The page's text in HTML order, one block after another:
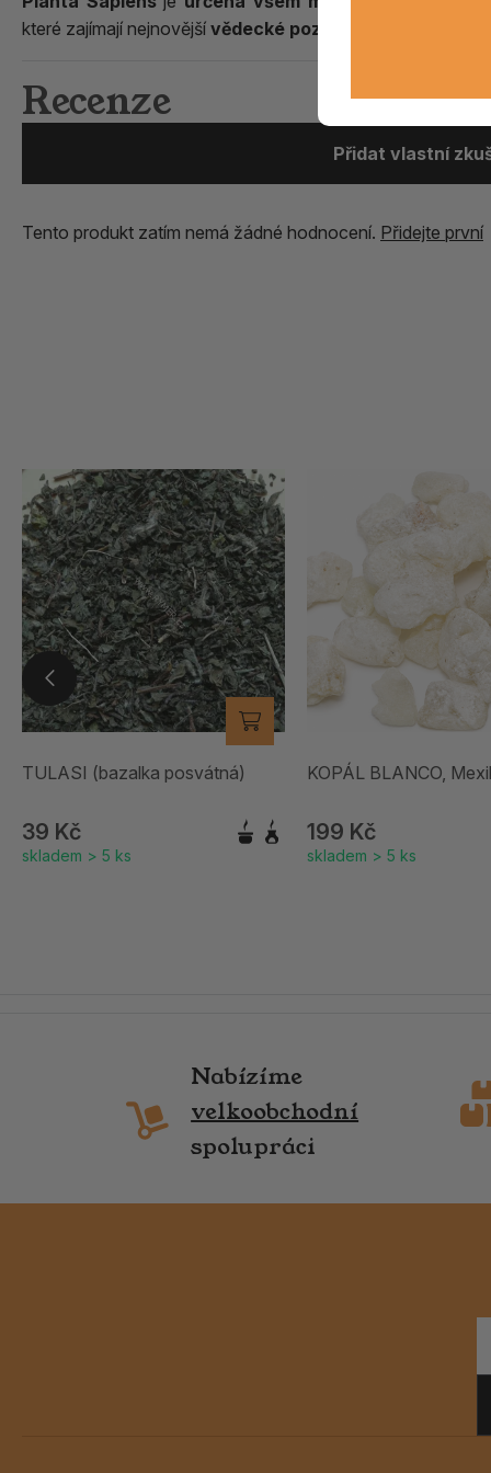
které zajímají nejnovější vědecké poznatky o fungování
Recenze
Přidat vlastní
Tento produkt zatím nemá žádné hodnocení. Přidejte první
TULASI (bazalka posvátná)
39 Kč
skladem > 5 ks
KOPÁL BLANCO,
199 Kč
skladem > 5 ks
Nabízíme
velkoobchodní
spolupráci